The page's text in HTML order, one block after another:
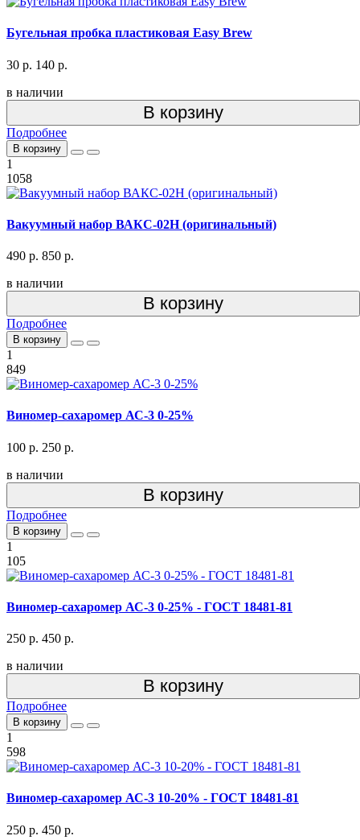
Бугельная пробка пластиковая Easy Brew
30 р. 140 р.
в наличии
В корзину
Подробнее
В корзину
1
1058
Вакуумный набор ВАКС-02Н (оригинальный)
490 р. 850 р.
в наличии
В корзину
Подробнее
В корзину
1
849
Виномер-сахаромер АС-3 0-25%
100 р. 250 р.
в наличии
В корзину
Подробнее
В корзину
1
105
Виномер-сахаромер АС-3 0-25% - ГОСТ 18481-81
250 р. 450 р.
в наличии
В корзину
Подробнее
В корзину
1
598
Виномер-сахаромер АС-3 10-20% - ГОСТ 18481-81
250 р. 450 р.